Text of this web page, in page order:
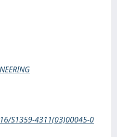
S1359-4311(03)00045-0